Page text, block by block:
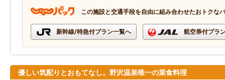
この施設と交通手段を自由に組み合わせたおトクな
新幹線/特急付プラン一覧へ 航空券付プラ
優しい気配りとおもてなし。野沢温泉唯一の菜食料理